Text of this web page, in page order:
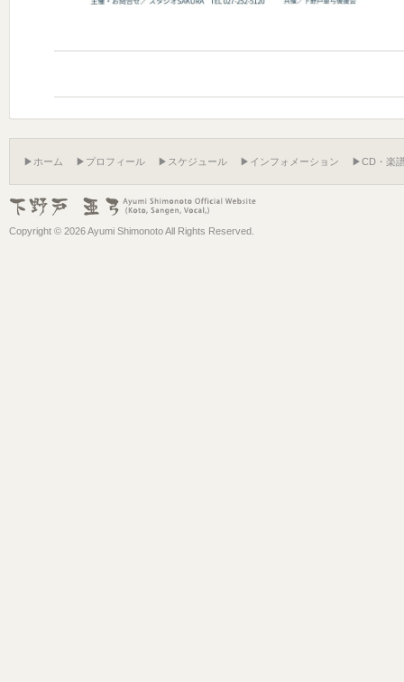
▶ホーム ▶プロフィール ▶スケジュール ▶インフォメーション ▶CD・楽
Copyright © 2026 Ayumi Shimonoto All Rights Reserved.